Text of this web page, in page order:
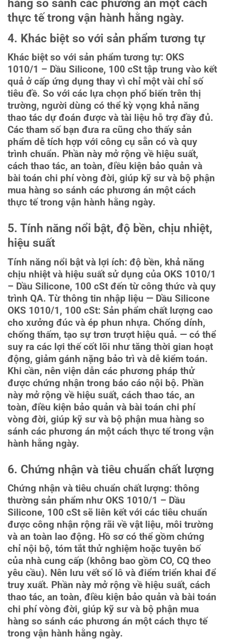
hàng so sánh các phương án một cách
thực tế trong vận hành hằng ngày.
4. Khác biệt so với sản phẩm tương tự
Khác biệt so với sản phẩm tương tự: OKS
1010/1 – Dầu Silicone, 100 cSt tập trung vào kết
quả ở cấp ứng dụng thay vì chỉ một vài chỉ số
tiêu đề. So với các lựa chọn phổ biến trên thị
trường, người dùng có thể kỳ vọng khả năng
thao tác dự đoán được và tài liệu hỗ trợ đầy đủ.
Các tham số bạn đưa ra cũng cho thấy sản
phẩm dễ tích hợp với công cụ sẵn có và quy
trình chuẩn. Phần này mở rộng về hiệu suất,
cách thao tác, an toàn, điều kiện bảo quản và
bài toán chi phí vòng đời, giúp kỹ sư và bộ phận
mua hàng so sánh các phương án một cách
thực tế trong vận hành hằng ngày.
5. Tính năng nổi bật, độ bền, chịu nhiệt,
hiệu suất
Tính năng nổi bật và lợi ích: độ bền, khả năng
chịu nhiệt và hiệu suất sử dụng của OKS 1010/1
– Dầu Silicone, 100 cSt đến từ công thức và quy
trình QA. Từ thông tin nhập liệu — Dầu Silicone
OKS 1010/1, 100 cSt: Sản phẩm chất lượng cao
cho xưởng đúc và ép phun nhựa. Chống dính,
chống thấm, tạo sự trơn trượt hiệu quả. — có thể
suy ra các lợi thế cốt lõi như tăng thời gian hoạt
động, giảm gánh nặng bảo trì và dễ kiểm toán.
Khi cần, nên viện dẫn các phương pháp thử
được chứng nhận trong báo cáo nội bộ. Phần
này mở rộng về hiệu suất, cách thao tác, an
toàn, điều kiện bảo quản và bài toán chi phí
vòng đời, giúp kỹ sư và bộ phận mua hàng so
sánh các phương án một cách thực tế trong vận
hành hằng ngày.
6. Chứng nhận và tiêu chuẩn chất lượng
Chứng nhận và tiêu chuẩn chất lượng: thông
thường sản phẩm như OKS 1010/1 – Dầu
Silicone, 100 cSt sẽ liên kết với các tiêu chuẩn
được công nhận rộng rãi về vật liệu, môi trường
và an toàn lao động. Hồ sơ có thể gồm chứng
chỉ nội bộ, tóm tắt thử nghiệm hoặc tuyên bố
của nhà cung cấp (không bao gồm CO, CQ theo
yêu cầu). Nên lưu vết số lô và điểm triển khai để
truy xuất. Phần này mở rộng về hiệu suất, cách
thao tác, an toàn, điều kiện bảo quản và bài toán
chi phí vòng đời, giúp kỹ sư và bộ phận mua
hàng so sánh các phương án một cách thực tế
trong vận hành hằng ngày.